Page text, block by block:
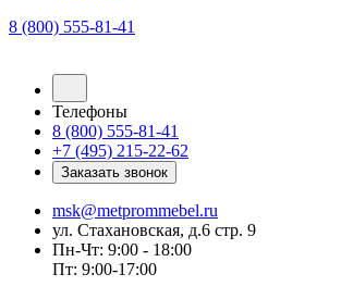
8 (800) 555-81-41
Телефоны
8 (800) 555-81-41
+7 (495) 215-22-62
Заказать звонок
msk@metprommebel.ru
ул. Стахановская, д.6 стр. 9
Пн-Чт: 9:00 - 18:00
Пт: 9:00-17:00